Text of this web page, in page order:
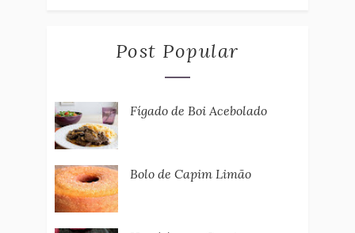
Post Popular
Fígado de Boi Acebolado
Bolo de Capim Limão